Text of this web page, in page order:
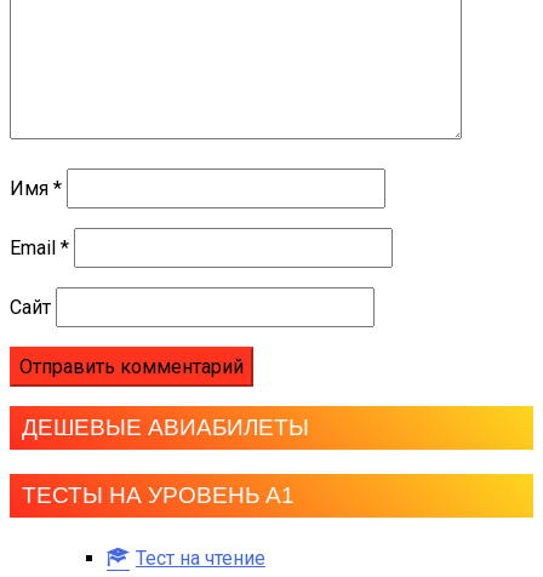
Имя *
Email *
Сайт
ДЕШЕВЫЕ АВИАБИЛЕТЫ
ТЕСТЫ НА УРОВЕНЬ А1
Тест на чтение